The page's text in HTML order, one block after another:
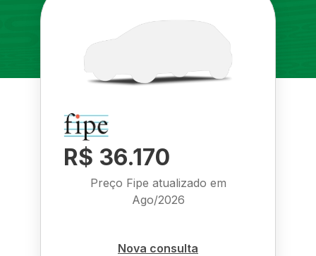
R$ 36.170
Preço Fipe atualizado em
Ago/2026
Nova consulta